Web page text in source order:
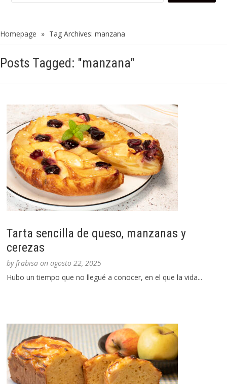
Homepage » Tag Archives: manzana
Posts Tagged: "manzana"
Tarta sencilla de queso, manzanas y
cerezas
byfrabisa onagosto 22, 2025
Hubo un tiempo que no llegué a conocer, en el que la vida...